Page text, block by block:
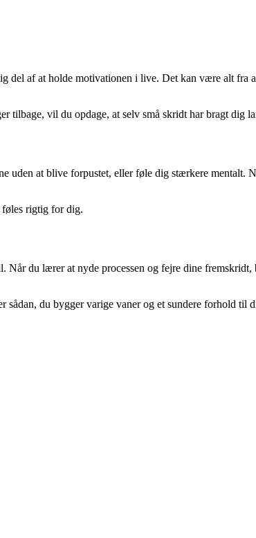
del af at holde motivationen i live. Det kan være alt fra
tilbage, vil du opdage, at selv små skridt har bragt dig
uden at blive forpustet, eller føle dig stærkere mentalt.
føles rigtig for dig.
du lærer at nyde processen og fejre dine
sådan, du bygger varige vaner og et sundere forhold til